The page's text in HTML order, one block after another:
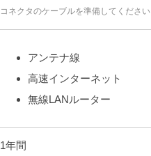
コネクタのケーブルを準備してください
アンテナ線
高速インターネット
無線LANルーター
1年間